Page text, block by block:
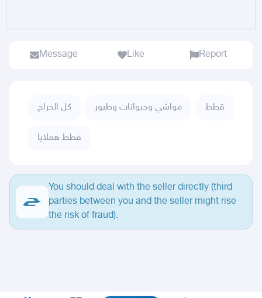
Message Like Report
كل الحراج مواشي وحيوانات وطيور قطط
قطط هملايا
You should deal with the seller directly (third
parties between you and the seller might rise
the risk of fraud).